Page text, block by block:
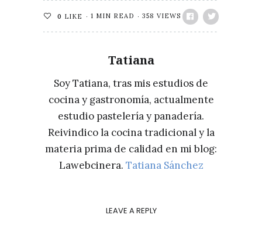
0 LIKE 1 MIN READ 358 VIEWS
Tatiana
Soy Tatiana, tras mis estudios de
cocina y gastronomía, actualmente
estudio pastelería y panadería.
Reivindico la cocina tradicional y la
materia prima de calidad en mi blog:
Lawebcinera. Tatiana Sánchez
LEAVE A REPLY